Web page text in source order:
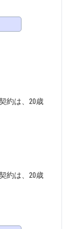
約は、20歳
約は、20歳